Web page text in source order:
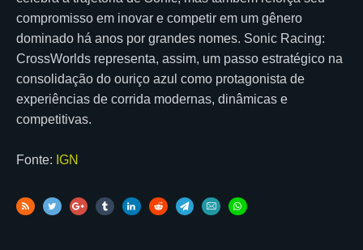
compromisso em inovar e competir em um gênero
dominado há anos por grandes nomes. Sonic Racing:
CrossWorlds representa, assim, um passo estratégico na
consolidação do ouriço azul como protagonista de
experiências de corrida modernas, dinâmicas e
competitivas.
Fonte: IGN